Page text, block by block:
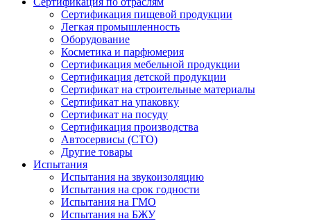
Сертификация пищевой продукции
Легкая промышленность
Оборудование
Косметика и парфюмерия
Сертификация мебельной продукции
Сертификация детской продукции
Сертификат на строительные материалы
Сертификат на упаковку
Сертификат на посуду
Сертификация производства
Автосервисы (СТО)
Другие товары
Испытания
Испытания на звукоизоляцию
Испытания на срок годности
Испытания на ГМО
Испытания на БЖУ